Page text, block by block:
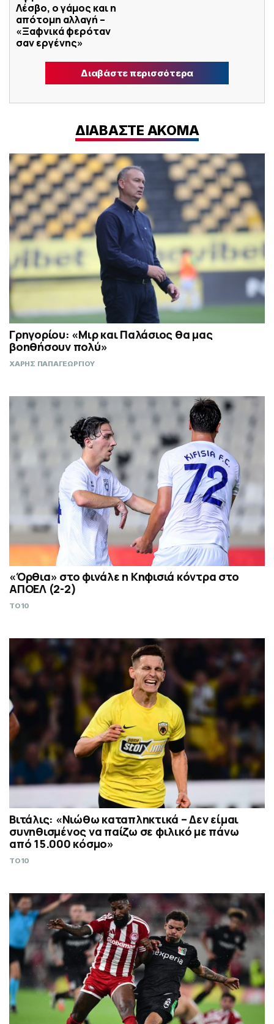
Λέσβο, ο γάμος και η
απότομη αλλαγή –
«Ξαφνικά φερόταν
σαν εργένης»
Διαβάστε περισσότερα
ΔΙΑΒΑΣΤΕ ΑΚΟΜΑ
Γρηγορίου: «Μιρ και Παλάσιος θα μας
βοηθήσουν πολύ»
ΧΑΡΗΣ ΠΑΠΑΓΕΩΡΓΙΟΥ
«Όρθια» στο φινάλε η Κηφισιά κόντρα στο
ΑΠΟΕΛ (2-2)
TO10
Βιτάλις: «Νιώθω καταπληκτικά – Δεν είμαι
συνηθισμένος να παίζω σε φιλικό με πάνω
από 15.000 κόσμο»
TO10